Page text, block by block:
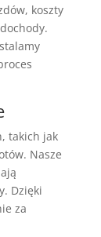
koszty
takich jak
Nasze
Dzięki
za